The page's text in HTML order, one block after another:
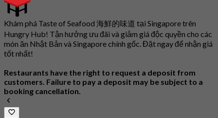
Khám phá Taste of Seafood 海鮮的味道 tại Singapore trên
Hungry Hub! Tận hưởng ưu đãi và giảm giá độc quyền cho các
món ăn Nhật Bản và Singapore chính gốc. Đặt ngay để nhận giá
tốt nhất!
Restaurants have the right to request a deposit from
customers. Failure to pay a deposit may be subject to a
booking cancellation.